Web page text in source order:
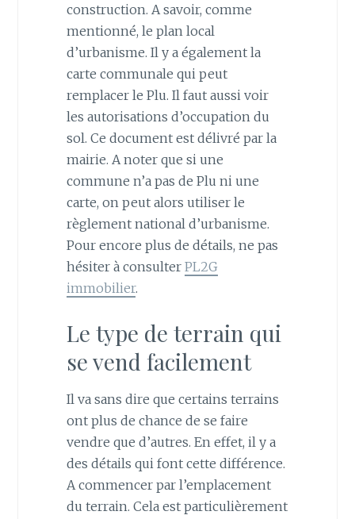
construction. A savoir, comme
mentionné, le plan local
d’urbanisme. Il y a également la
carte communale qui peut
remplacer le Plu. Il faut aussi voir
les autorisations d’occupation du
sol. Ce document est délivré par la
mairie. A noter que si une
commune n’a pas de Plu ni une
carte, on peut alors utiliser le
règlement national d’urbanisme.
Pour encore plus de détails, ne pas
hésiter à consulter PL2G
immobilier.
Le type de terrain qui
se vend facilement
Il va sans dire que certains terrains
ont plus de chance de se faire
vendre que d’autres. En effet, il y a
des détails qui font cette différence.
A commencer par l’emplacement
du terrain. Cela est particulièrement